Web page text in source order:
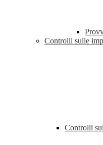
Controlli sulle
Controlli